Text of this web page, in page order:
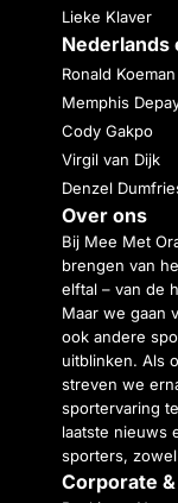
Lieke Klaver
Nederlands
Ronald Koeman
Memphis
Cody Gakpo
Virgil van Dijk
Denzel
Over ons
Bij Mee Met
brengen van
elftal – van de
Maar we gaan
ook andere
uitblinken. Als
streven we
sportervaring
laatste nieuws
sporters,
Corporate